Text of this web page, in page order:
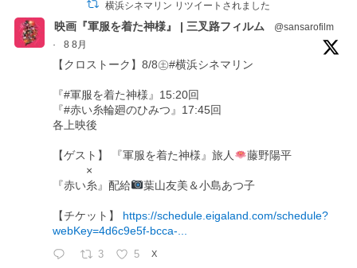
横浜シネマリン リツイートされました
映画『軍服を着た神様』 | 三叉路フィルム
@sansarofilm
·
8 8月
【クロストーク】8/8㊏#横浜シネマリン
『#軍服を着た神様』15:20回
『#赤い糸輪廻のひみつ』17:45回
各上映後
【ゲスト】 『軍服を着た神様』旅人
藤野陽平
×
『赤い糸』配給
葉山友美＆小島あつ子
【チケット】 https://schedule.eigaland.com/schedule?
webKey=4d6c9e5f-bcca-...
3 5 X